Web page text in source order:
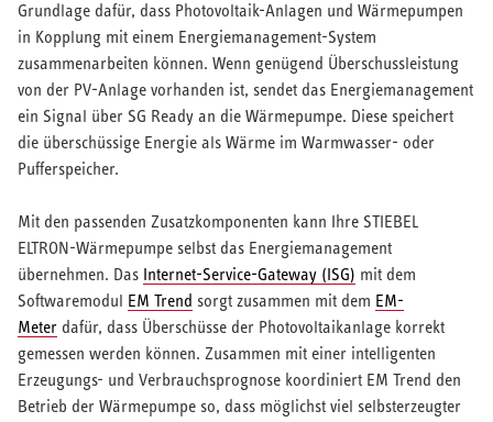
Grundlage dafür, dass Photovoltaik-Anlagen und Wärmepumpen
in Kopplung mit einem Energiemanagement-System
zusammenarbeiten können. Wenn genügend Überschussleistung
von der PV-Anlage vorhanden ist, sendet das Energiemanagement
ein Signal über SG Ready an die Wärmepumpe. Diese speichert
die überschüssige Energie als Wärme im Warmwasser- oder
Pufferspeicher.
Mit den passenden Zusatzkomponenten kann Ihre STIEBEL
ELTRON-Wärmepumpe selbst das Energiemanagement
übernehmen. Das Internet-Service-Gateway (ISG) mit dem
Softwaremodul EM Trend sorgt zusammen mit dem EM-
Meter dafür, dass Überschüsse der Photovoltaikanlage korrekt
gemessen werden können. Zusammen mit einer intelligenten
Erzeugungs- und Verbrauchsprognose koordiniert EM Trend den
Betrieb der Wärmepumpe so, dass möglichst viel selbsterzeugter